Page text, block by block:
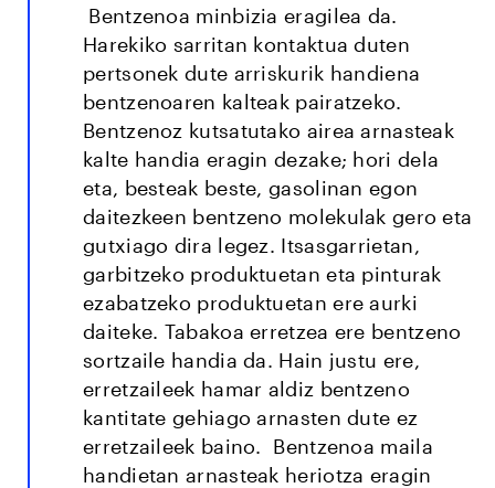
Bentzenoa minbizia eragilea da.
Harekiko sarritan kontaktua duten
pertsonek dute arriskurik handiena
bentzenoaren kalteak pairatzeko.
Bentzenoz kutsatutako airea arnasteak
kalte handia eragin dezake; hori dela
eta, besteak beste, gasolinan egon
daitezkeen bentzeno molekulak gero eta
gutxiago dira legez. Itsasgarrietan,
garbitzeko produktuetan eta pinturak
ezabatzeko produktuetan ere aurki
daiteke. Tabakoa erretzea ere bentzeno
sortzaile handia da. Hain justu ere,
erretzaileek hamar aldiz bentzeno
kantitate gehiago arnasten dute ez
erretzaileek baino. Bentzenoa maila
handietan arnasteak heriotza eragin